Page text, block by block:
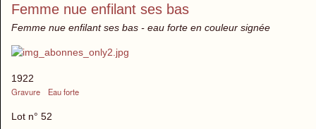
Femme nue enfilant ses bas
Femme nue enfilant ses bas - eau forte en couleur signée
1922
Gravure
Eau forte
Lot n° 52